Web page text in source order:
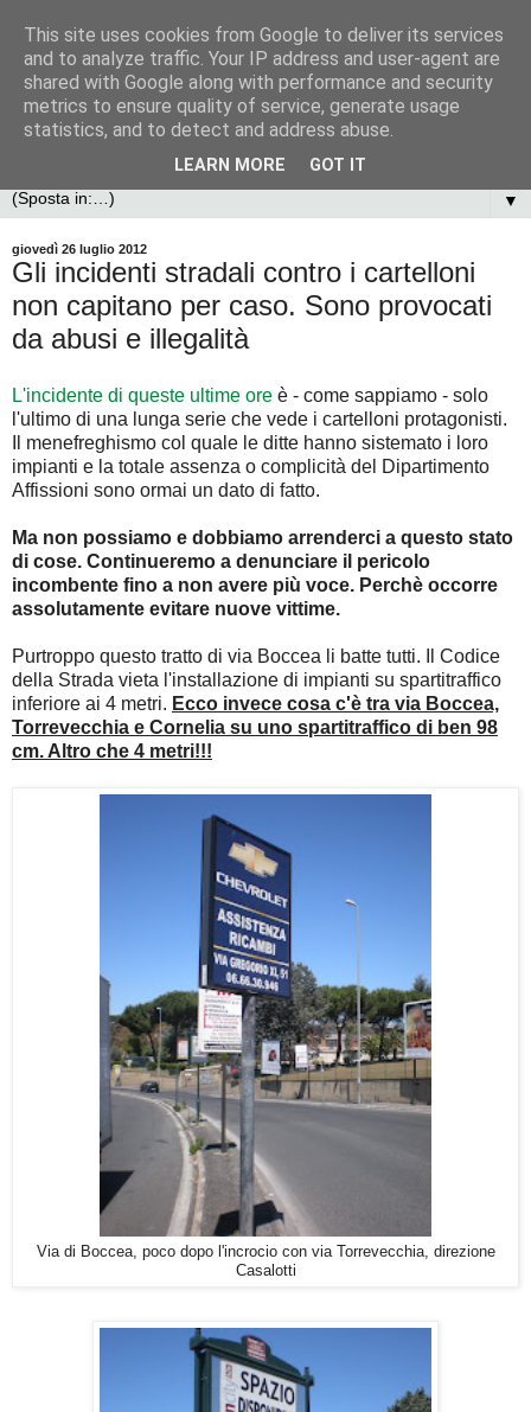
▼
giovedì 26 luglio 2012
Gli incidenti stradali contro i cartelloni
non capitano per caso. Sono provocati
da abusi e illegalità
L'incidente di queste ultime ore è - come sappiamo - solo
l'ultimo di una lunga serie che vede i cartelloni protagonisti.
Il menefreghismo col quale le ditte hanno sistemato i loro
impianti e la totale assenza o complicità del Dipartimento
Affissioni sono ormai un dato di fatto.
Ma non possiamo e dobbiamo arrenderci a questo stato
di cose. Continueremo a denunciare il pericolo
incombente fino a non avere più voce. Perchè occorre
assolutamente evitare nuove vittime.
Purtroppo questo tratto di via Boccea li batte tutti. Il Codice
della Strada vieta l'installazione di impianti su spartitraffico
inferiore ai 4 metri. Ecco invece cosa c'è tra via Boccea,
Torrevecchia e Cornelia su uno spartitraffico di ben 98
cm. Altro che 4 metri!!!
Via di Boccea, poco dopo l'incrocio con via Torrevecchia, direzione
Casalotti
This site uses cookies from Google to deliver its services
and to analyze traffic. Your IP address and user-agent are
shared with Google along with performance and security
metrics to ensure quality of service, generate usage
statistics, and to detect and address abuse.
LEARN MORE GOT IT